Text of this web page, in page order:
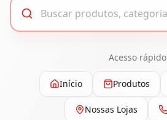
Acesso rápido
Início Produtos
Nossas Lojas